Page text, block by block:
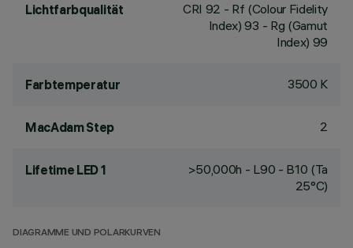
Lichtfarbqualität CRI 92 - Rf (Colour Fidelity
Index) 93 - Rg (Gamut
Index) 99
Farbtemperatur 3500 K
MacAdam Step 2
Lifetime LED 1
>50,000h - L90 - B10 (Ta
25°C)
DIAGRAMME UND POLARKURVEN